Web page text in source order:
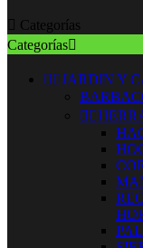
 Categorías
Categorías
 JARDIN Y
 